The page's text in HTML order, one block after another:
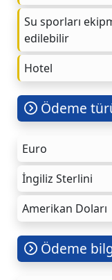
Su sporları
edilebilir
Hotel
Ödeme
Euro
İngiliz Sterlini
Amerikan Doları
Ödeme